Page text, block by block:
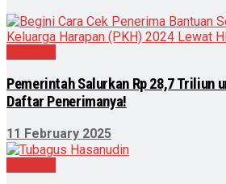
Pemerintah Salurkan Rp 28,7 Triliun
Daftar Penerimanya!
11 February 2025